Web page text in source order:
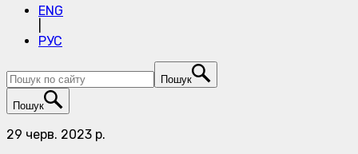
ENG
РУС
Пошук
Пошук
29 черв. 2023 р.